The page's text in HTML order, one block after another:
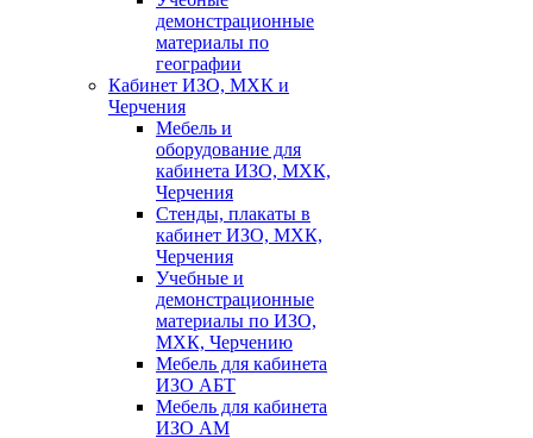
демонстрационные
материалы по
географии
Кабинет ИЗО, МХК и
Черчения
Мебель и
оборудование для
кабинета ИЗО, МХК,
Черчения
Стенды, плакаты в
кабинет ИЗО, МХК,
Черчения
Учебные и
демонстрационные
материалы по ИЗО,
МХК, Черчению
Мебель для кабинета
ИЗО АБТ
Мебель для кабинета
ИЗО АМ